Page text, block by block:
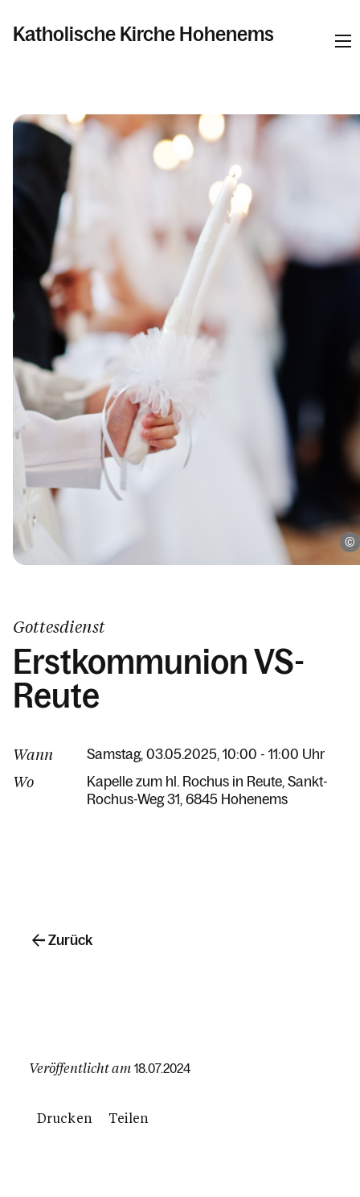
Katholische Kirche Hohenems
Pfarren
Kalender
Personen
Kontakt
Gottesdienst
Erstkommunion VS-
Reute
Wann Samstag, 03.05.2025, 10:00 - 11:00 Uhr
Wo Kapelle zum hl. Rochus in Reute Sankt-
Rochus-Weg 31 6845 Hohenems
Veröffentlicht am 18.07.2024
Drucken Teilen
Zurück